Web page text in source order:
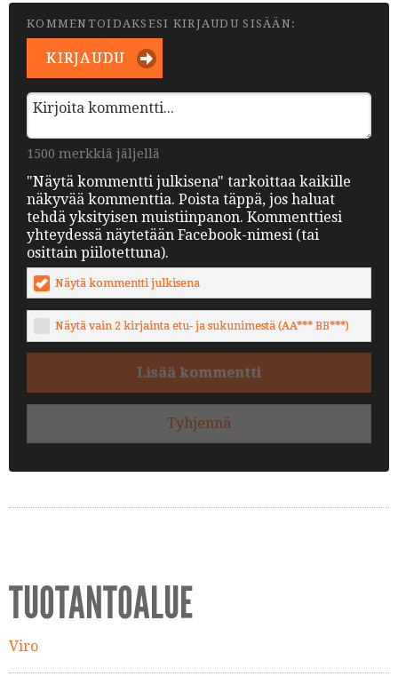
KOMMENTOIDAKSESI KIRJAUDU SISÄÄN:
KIRJAUDU
1500 merkkiä jäljellä
"Näytä kommentti julkisena" tarkoittaa kaikille
näkyvää kommenttia. Poista täppä, jos haluat
tehdä yksityisen muistiinpanon. Kommenttiesi
yhteydessä näytetään Facebook-nimesi (tai
osittain piilotettuna).
Näytä kommentti julkisena
Näytä vain 2 kirjainta etu- ja sukunimestä (AA*** BB***)
Lisää kommentti
Tyhjennä
TUOTANTOALUE
Viro